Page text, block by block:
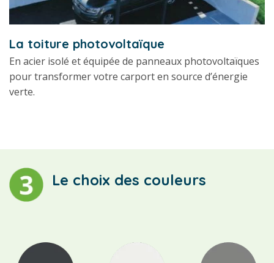
La toiture photovoltaïque
En acier isolé et équipée de panneaux photovoltaïques
pour transformer votre carport en source d’énergie
verte.
Le choix des couleurs